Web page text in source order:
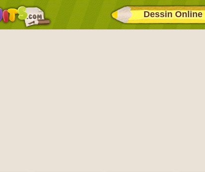
Dessin Online